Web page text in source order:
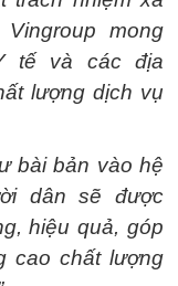
mong
tế và các địa
lượng dịch vụ
bài bản vào hệ
dân sẽ được
hiệu quả, góp
cao chất lượng